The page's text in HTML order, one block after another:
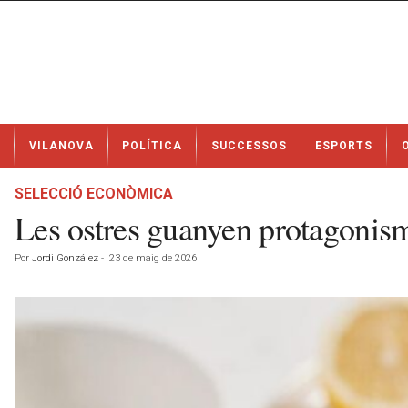
t
VILANOVA POLÍTICA SUCCESSOS ESPORTS
SELECCIÓ ECONÒMICA
Les ostres guanyen
Por Jordi González - 23 de maig de 2026